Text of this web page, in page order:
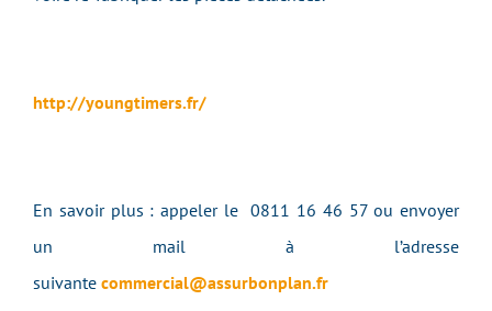
http://youngtimers.fr/
En savoir plus : appeler le 0811 16 46 57 ou envoyer
un mail à l’adresse
suivante commercial@assurbonplan.fr